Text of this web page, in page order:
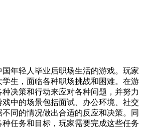
年轻人毕业后职场生活的游戏。玩家
生，面临各种职场挑战和困难。在游
决策和行动来应对各种问题，并努力
中的场景包括面试、办公环境、社交
同的情况做出合适的反应和决策。同
任务和目标，玩家需要完成这些任务